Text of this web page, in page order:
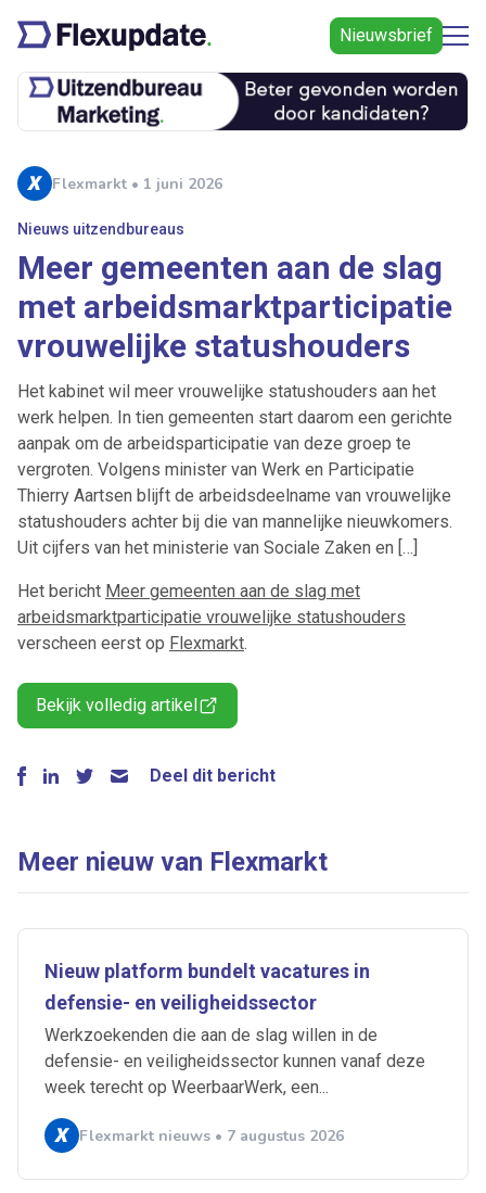
Nieuwsbrief
Flexmarkt • 1 juni 2026
Nieuws uitzendbureaus
Meer gemeenten aan de slag
met arbeidsmarktparticipatie
vrouwelijke statushouders
Het kabinet wil meer vrouwelijke statushouders aan het
werk helpen. In tien gemeenten start daarom een gerichte
aanpak om de arbeidsparticipatie van deze groep te
vergroten. Volgens minister van Werk en Participatie
Thierry Aartsen blijft de arbeidsdeelname van vrouwelijke
statushouders achter bij die van mannelijke nieuwkomers.
Uit cijfers van het ministerie van Sociale Zaken en […]
Het bericht Meer gemeenten aan de slag met
arbeidsmarktparticipatie vrouwelijke statushouders
verscheen eerst op Flexmarkt.
Bekijk volledig artikel
Deel dit bericht
Meer nieuw van Flexmarkt
Nieuw platform bundelt vacatures in
defensie- en veiligheidssector
Werkzoekenden die aan de slag willen in de
defensie- en veiligheidssector kunnen vanaf deze
week terecht op WeerbaarWerk, een...
Flexmarkt nieuws • 7 augustus 2026